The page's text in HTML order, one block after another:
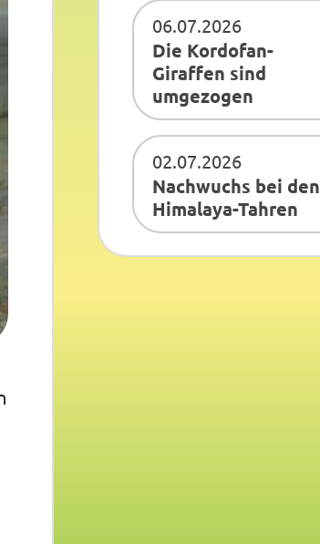
06.07.2026
Die Kordofan-
Giraffen sind
umgezogen
02.07.2026
Nachwuchs bei den
Himalaya-Tahren